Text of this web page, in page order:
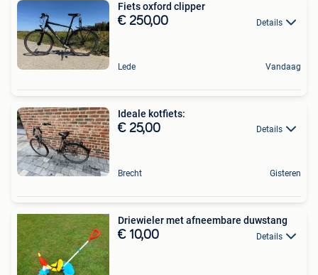
Fiets oxford clipper
€ 250,00 Details
Lede Vandaag
Ideale kotfiets:
€ 25,00 Details
Brecht Gisteren
Driewieler met afneembare duwstang
€ 10,00 Details